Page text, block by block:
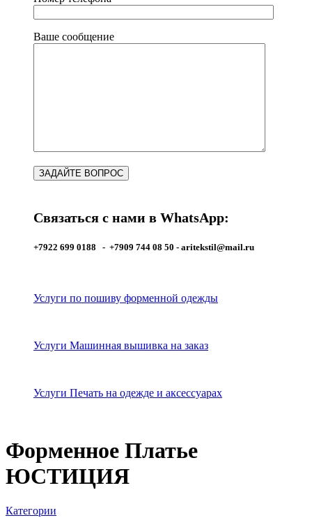
Ваше сообщение
Связаться с нами в WhatsApp:
+7922 699 0188 - +7909 744 08 50 - aritekstil@mail.ru
Услуги по пошиву форменной одежды
Услуги Машинная вышивка на заказ
Услуги Печать на одежде и аксессуарах
Форменное Платье
ЮСТИЦИЯ
Категории